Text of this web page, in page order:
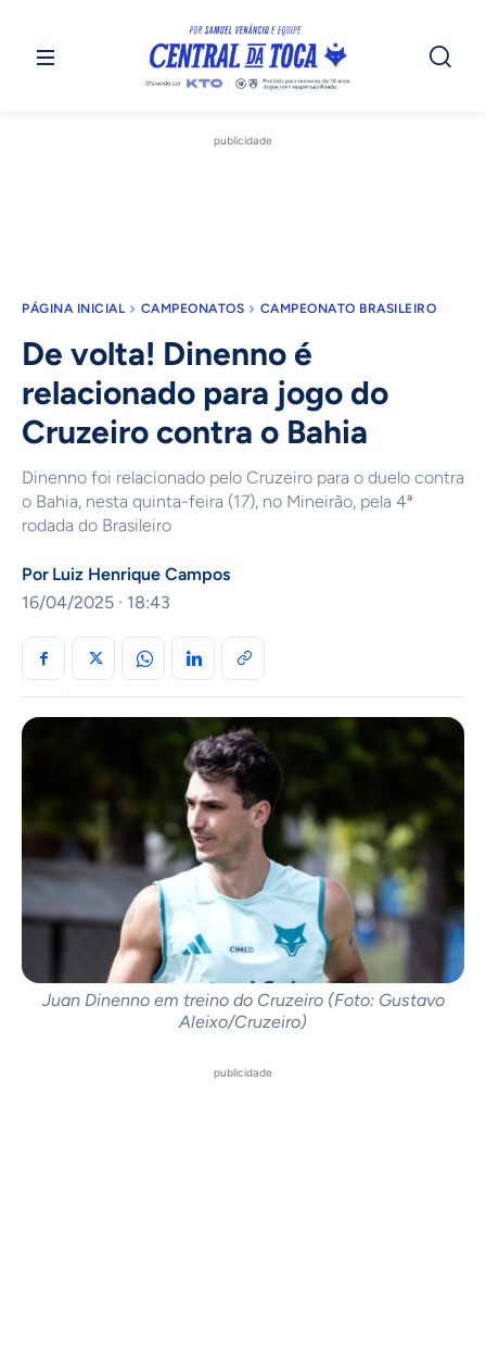
publicidade
PÁGINA INICIAL CAMPEONATOS CAMPEONATO BRASILEIRO
De volta! Dinenno é
relacionado para jogo do
Cruzeiro contra o Bahia
Dinenno foi relacionado pelo Cruzeiro para o duelo contra
o Bahia, nesta quinta-feira (17), no Mineirão, pela 4ª
rodada do Brasileiro
Por Luiz Henrique Campos
16/04/2025 · 18:43
Juan Dinenno em treino do Cruzeiro (Foto: Gustavo
Aleixo/Cruzeiro)
publicidade